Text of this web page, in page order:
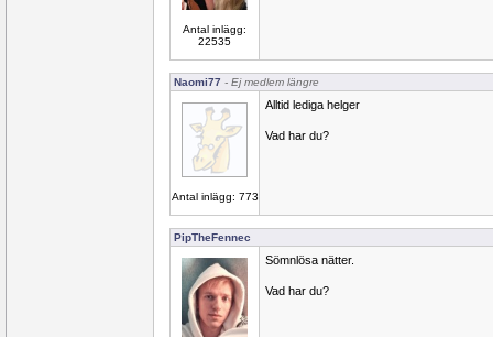
Antal inlägg:
22535
Naomi77 - Ej medlem längre
Antal inlägg: 773
Alltid lediga helger
Vad har du?
PipTheFennec
Sömnlösa nätter.
Vad har du?